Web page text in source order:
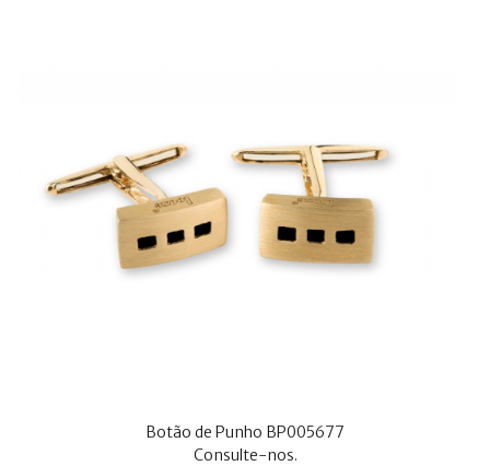
Botão de Punho BP005677
Consulte-nos.